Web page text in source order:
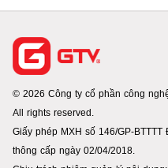
© 2026 Công ty cổ phần công
All rights reserved.
Giấy phép MXH số 146/GP-
thông cấp ngày 02/04/2018.